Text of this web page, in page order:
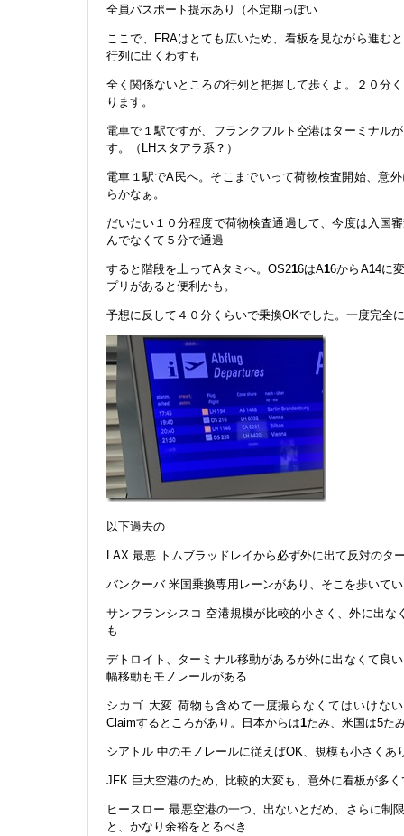
全員パスポート提示あり（不定期っぽい
ここで、FRAはとても広いため、看板を見ながら進む
行列に出くわすも
全く関係ないところの行列と把握して歩くよ。２０分
ります。
電車で１駅ですが、フランクフルト空港はターミナル
す。（LHスタアラ系？）
電車１駅でA民へ。そこまでいって荷物検査開始、意
らかなぁ。
だいたい１０分程度で荷物検査通過して、今度は入国
んでなくて５分で通過
すると階段を上ってAタミへ。OS216はA16からA14に
プリがあると便利かも。
予想に反して４０分くらいで乗換OKでした。一度完全
以下過去の
LAX 最悪 トムブラッドレイから必ず外に出て反対のタ
バンクーバ 米国乗換専用レーンがあり、そこを歩いて
サンフランシスコ 空港規模が比較的小さく、外に出な
も
デトロイト、ターミナル移動があるが外に出なくて良
幅移動もモノレールがある
シカゴ 大変 荷物も含めて一度撮らなくてはいけな
Claimするところがあり。日本からは1たみ、米国は5た
シアトル 中のモノレールに従えばOK、規模も小さくあ
JFK 巨大空港のため、比較的大変も、意外に看板が多く
ヒースロー 最悪空港の一つ、出ないとだめ、さらに制
と、かなり余裕をとるべき